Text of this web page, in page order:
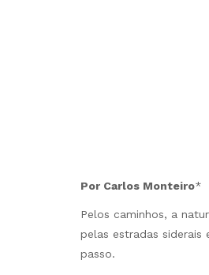
Por Carlos Monteiro*
Pelos caminhos, a
pelas estradas siderais
passo.